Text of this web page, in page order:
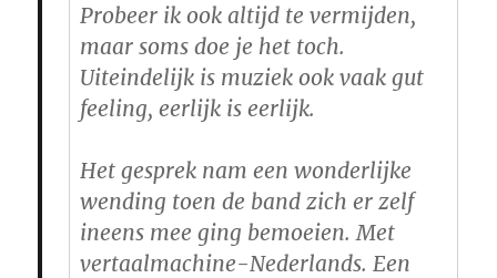
Probeer ik ook altijd te vermijden,
maar soms doe je het toch.
Uiteindelijk is muziek ook vaak gut
feeling, eerlijk is eerlijk.
Het gesprek nam een wonderlijke
wending toen de band zich er zelf
ineens mee ging bemoeien. Met
vertaalmachine-Nederlands. Een